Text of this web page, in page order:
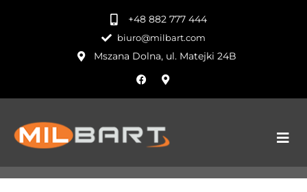
+48 882 777 444
biuro@milbart.com
Mszana Dolna, ul. Matejki 24B